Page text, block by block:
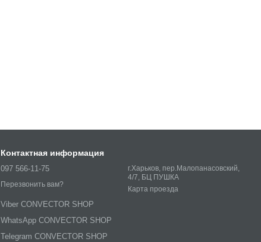
Контактная информация
097 566-11-75
Перезвонить вам?
Viber CONVECTOR SHOP
WhatsApp CONVECTOR SHOP
Telegram CONVECTOR SHOP
г.Харьков, пер.Малопанасовский,
4/7, БЦ ПУШКА
Карта проезда